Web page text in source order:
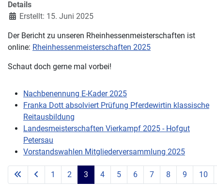
Details
Erstellt: 15. Juni 2025
Der Bericht zu unseren Rheinhessenmeisterschaften ist
online: Rheinhessenmeisterschaften 2025
Schaut doch gerne mal vorbei!
Nachbenennung E-Kader 2025
Franka Dott absolviert Prüfung Pferdewirtin klassische
Reitausbildung
Landesmeisterschaften Vierkampf 2025 - Hofgut
Petersau
Vorstandswahlen Mitgliederversammlung 2025
Seite 3 von 71
1 2 3 4 5 6 7 8 9 10